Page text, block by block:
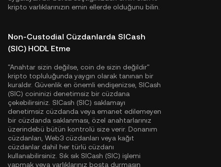
kripto varlıklarınızın emin ellerde olduğunu bilin.
Non-Custodial Cüzdanlarda SICash
(SIC) HODL Etme
"Anahtar sizin değilse, coin de sizin değildir"
kripto topluluğunda yaygın olarak tanınan bir
kuraldır. Güvenlik en önemli endişenizse, SICash
(SIC) coininizi denetimsiz bir cüzdana
çekebilirsiniz. SICash (SIC) saklamayı
denetimsiz cüzdanda veya emanet edilemeyen
bir cüzdanda saklanması, özel anahtarlarınız
üzerindebü bütün kontrolü size verir. Donanım
cüzdanları, Web3 cüzdanları veya kağıt
cüzdanlar dahil her türlü cüzdanı
kullanabilirsiniz. Sık sık SICash (SIC) işlemi
yapmak veya varlıklarınız boşta durmasın